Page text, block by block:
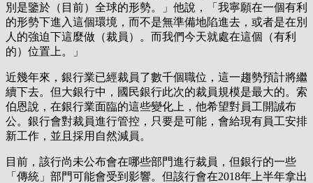
別是鑒於（目前）全球的形勢。」他說，「我寧願在一個有利
的形勢下進入這個環境，而不是無準備地陷進去，或者是在別
人的強迫下這麼做（裁員）。而我們今天就處在這個（有利
的）位置上。」
近幾年來，銀行業已經裁員了數千個職位，這一趨勢預計將繼
續下去。但大銀行中，國民銀行此次的裁員規模是最大的。索
伯恩說，在銀行業面臨的這些變化上，他希望對員工開誠布
公。銀行會對裁員進行管控，只要是可能，會給現有員工安排
新工作，並且採用自然減員。
目前，該行尚未公布會在哪些部門進行裁員，但銀行的一些
「傳統」部門可能會受到影響。但該行會在2018年上半年拿出